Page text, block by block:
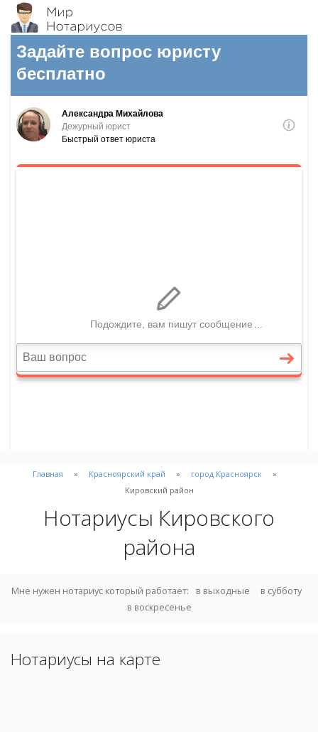
Главная Красноярский край
город Красноярск
Кировский район
Нотариусы Кировского
района
Мне нужен нотариус который работает: в выходные
в субботу
в воскресенье
Нотариусы на карте